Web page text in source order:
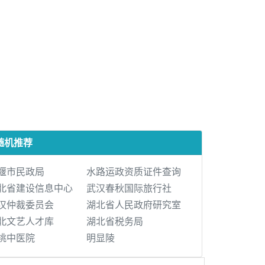
机推荐
市民政局
水路运政资质证件查询
省建设信息中心
武汉春秋国际旅行社
仲裁委员会
湖北省人民政府研究室
文艺人才库
湖北省税务局
中医院
明显陵